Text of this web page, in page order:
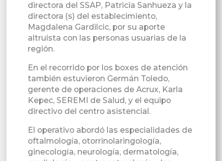
directora del SSAP, Patricia Sanhueza y la
directora (s) del establecimiento,
Magdalena Gardilcic, por su aporte
altruista con las personas usuarias de la
región.
En el recorrido por los boxes de atención
también estuvieron Germán Toledo,
gerente de operaciones de Acrux, Karla
Kepec, SEREMI de Salud, y el equipo
directivo del centro asistencial.
El operativo abordó las especialidades de
oftalmología, otorrinolaringología,
ginecología, neurología, dermatología,